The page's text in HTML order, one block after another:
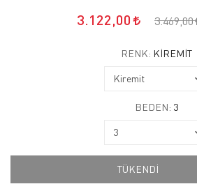
3.122,00 3.469,00
RENK: KIREMIT
BEDEN: 3
TÜKENDİ